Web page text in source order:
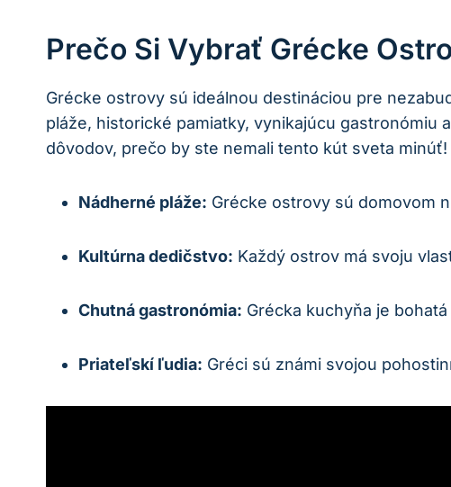
Prečo Si Vybrať Grécke
Grécke ostrovy sú ideálnou destináciou pre
pláže, historické pamiatky, vynikajúcu gastronómiu
dôvodov, prečo by ste nemali tento kút sveta minúť!
Nádherné pláže: Grécke ostrovy sú domovom
Kultúrna dedičstvo: Každý ostrov má svoju
Chutná gastronómia: Grécka kuchyňa je
Priateľskí ľudia: Gréci sú známi svojou